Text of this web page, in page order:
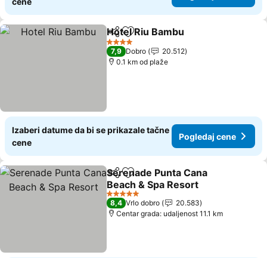
Deli Dodati u favorite
Hotel Riu Bambu
4 Zvezdice
7,9 Dobro
20.512
0.1 km od plaže
Izaberi datume da bi se prikazale tačne
cene
Pogledaj cene
Deli Dodati u favorite
Serenade Punta Cana
Beach & Spa Resort
5 Zvezdice
8,4 Vrlo dobro
20.583
Centar grada: udaljenost 11.1 km